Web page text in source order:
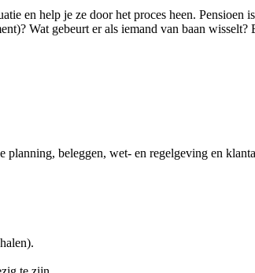
en help je ze door het proces heen. Pensioen
Wat gebeurt er als iemand van baan
beleggen, wet- en regelgeving en